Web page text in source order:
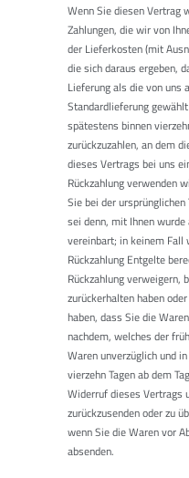
Wenn Sie diesen Vertrag
Zahlungen, die wir von
der Lieferkosten (mit
die sich daraus ergeben,
Lieferung als die von uns
Standardlieferung
spätestens binnen
zurückzuzahlen, an dem
dieses Vertrags bei uns
Rückzahlung verwenden
Sie bei der
sei denn, mit Ihnen
vereinbart; in keinem Fall
Rückzahlung Entgelte
Rückzahlung verweigern,
zurückerhalten haben
haben, dass Sie die
nachdem, welches der
Waren unverzüglich und
vierzehn Tagen ab dem
Widerruf dieses Vertrags
zurückzusenden oder zu
wenn Sie die Waren vor
absenden.